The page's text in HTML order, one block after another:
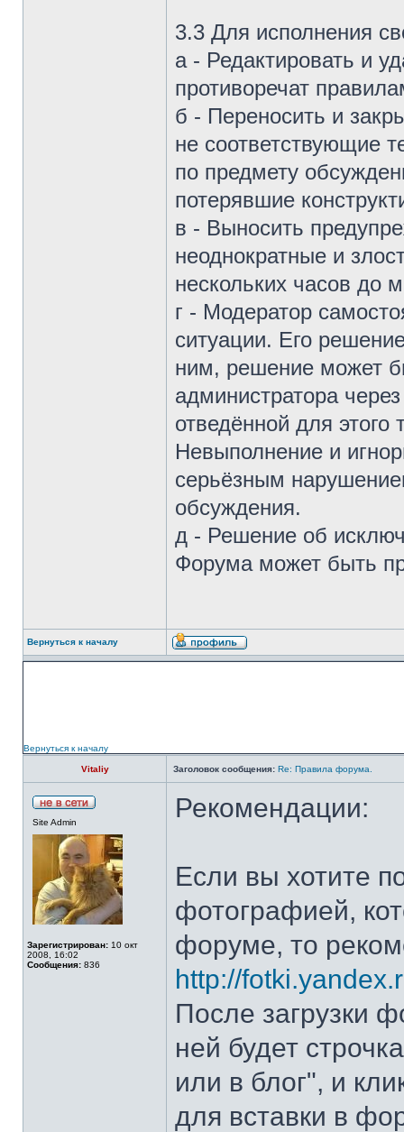
3.3 Для исполнения
а - Редактировать и
противоречат
б - Переносить и
не соответствующие
по предмету
потерявшие
в - Выносить
неоднократные и
нескольких часов до
г - Модератор
ситуации. Его
ним, решение может
администратора
отведённой для этого
Невыполнение и
серьёзным
обсуждения.
д - Решение об
Форума может быть
Вернуться к началу
Вернуться к началу
Vitaliy Заголовок сообщения: Re: Правила форума.
Site Admin
Зарегистрирован: 10 окт
2008, 16:02
Сообщения: 836
Рекомендации:
Если вы хотите
фотографией,
форуме, то
http://
После загрузки
ней будет
или в блог", и
для вставки в